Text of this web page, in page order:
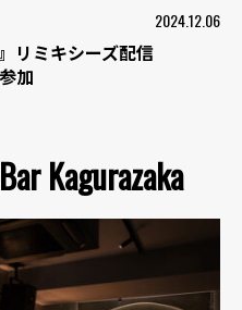
2024.12.06
リミキシーズ配信
加
Kagurazaka